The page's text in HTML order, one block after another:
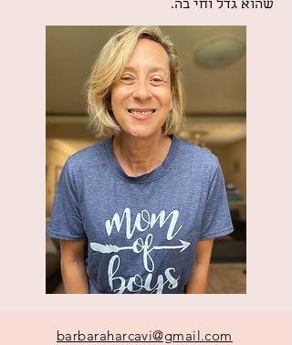
שהוא גדל וחי בה.
barbaraharcavi@gmail.com